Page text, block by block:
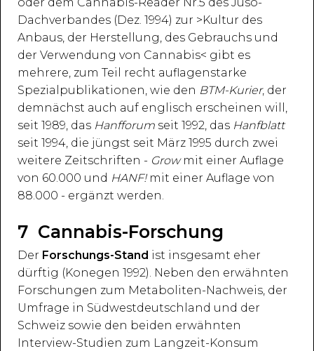
Dachverbandes (Dez. 1994) zur >Kultur des
Anbaus, der Herstellung, des Gebrauchs und
der Verwendung von Cannabis< gibt es
mehrere, zum Teil recht auflagenstarke
Spezialpublikationen, wie den BTM-Kurier, der
demnächst auch auf englisch erscheinen will,
seit 1989, das Hanfforum seit 1992, das Hanfblatt
seit 1994, die jüngst seit März 1995 durch zwei
weitere Zeitschriften - Growmit einer Auflage
von 60.000 und HANF!mit einer Auflage von
88.000 - ergänzt werden.
7 Cannabis-Forschung
Der Forschungs-Stand ist insgesamt eher
dürftig (Konegen 1992). Neben den erwähnten
Forschungen zum Metaboliten-Nachweis, der
Umfrage in Südwestdeutschland und der
Schweiz sowie den beiden erwähnten
Interview-Studien zum Langzeit-Konsum